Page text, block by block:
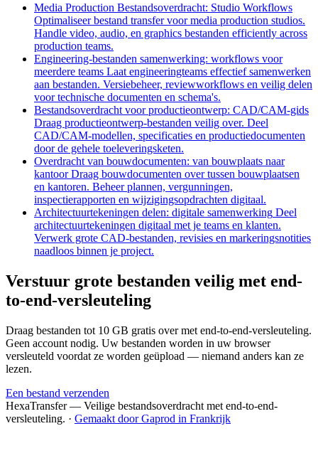
Media Production Bestandsoverdracht: Studio Workflows
Optimaliseer bestand transfer voor media production studios.
Handle video, audio, en graphics bestanden efficiently across
production teams.
Engineering-bestanden samenwerking: workflows voor
meerdere teams Laat engineeringteams effectief samenwerken
aan bestanden. Versiebeheer, reviewworkflows en veilig delen
voor technische documenten en schema's.
Bestandsoverdracht voor productieontwerp: CAD/CAM-gids
Draag productieontwerp-bestanden veilig over. Deel
CAD/CAM-modellen, specificaties en productiedocumenten
door de gehele toeleveringsketen.
Overdracht van bouwdocumenten: van bouwplaats naar
kantoor Draag bouwdocumenten over tussen bouwplaatsen
en kantoren. Beheer plannen, vergunningen,
inspectierapporten en wijzigingsopdrachten digitaal.
Architectuurtekeningen delen: digitale samenwerking Deel
architectuurtekeningen digitaal met je teams en klanten.
Verwerk grote CAD-bestanden, revisies en markeringsnotities
naadloos binnen je project.
Verstuur grote bestanden veilig met end-
to-end-versleuteling
Draag bestanden tot 10 GB gratis over met end-to-end-versleuteling.
Geen account nodig. Uw bestanden worden in uw browser
versleuteld voordat ze worden geüpload — niemand anders kan ze
lezen.
Een bestand verzenden
HexaTransfer — Veilige bestandsoverdracht met end-to-end-
versleuteling. · Gemaakt door Gaprod in Frankrijk